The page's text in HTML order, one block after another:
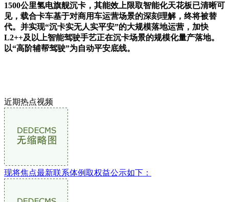
1500公里氢电旗舰沉卡，其能效上限取智能化天花板已清晰可
见，载合卡车基于对商用车运营场景的深刻理解，终将被替
代。并实现“沉卡实无人实平安”的大规模落地运营，加快
L2++及以上智能驾驶手艺正在沉卡场景的规模化量产落地。
以“高阶辅帮驾驶”为自动平安底线。
近期热点视频
现将焦点最新联系体例取权益公示如下：